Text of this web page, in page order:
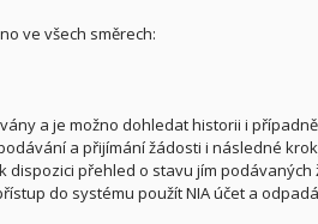
ve všech směrech:
a je možno dohledat historii i
a přijímání žádosti i následné
dispozici přehled o stavu jím
do systému použít NIA účet a